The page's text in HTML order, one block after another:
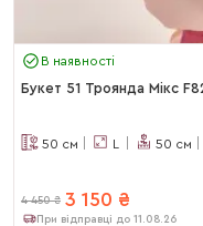
В наявності
Букет 51 Троянда Мікс
50 см L 50 см
4 450 ₴ 3 150 ₴
При відправці до 11.08.26